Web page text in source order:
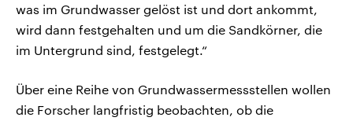
was im Grundwasser gelöst ist und dort ankommt,
wird dann festgehalten und um die Sandkörner, die
im Untergrund sind, festgelegt.“
Über eine Reihe von Grundwassermessstellen wollen
die Forscher langfristig beobachten, ob die